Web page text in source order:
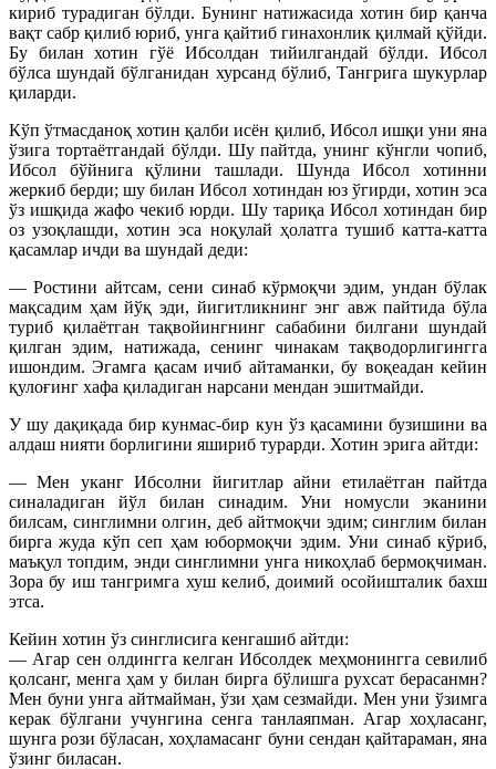
кириб турадиган бўлди. Бунинг натижасида хотин бир қанча
вақт сабр қилиб юриб, унга қайтиб гинахонлик қилмай қўйди.
Бу билан хотин гўё Ибсолдан тийилгандай бўлди. Ибсол
бўлса шундай бўлганидан хурсанд бўлиб, Тангрига шукурлар
қиларди.
Кўп ўтмасданоқ хотин қалби исён қилиб, Ибсол ишқи уни яна
ўзига тортаётгандай бўлди. Шу пайтда, унинг кўнгли чопиб,
Ибсол бўйнига қўлини ташлади. Шунда Ибсол хотинни
жеркиб берди; шу билан Ибсол хотиндан юз ўгирди, хотин эса
ўз ишқида жафо чекиб юрди. Шу тариқа Ибсол хотиндан бир
оз узоқлашди, хотин эса ноқулай ҳолатга тушиб катта-катта
қасамлар ичди ва шундай деди:
— Ростини айтсам, сени синаб кўрмоқчи эдим, ундан бўлак
мақсадим ҳам йўқ эди, йигитликнинг энг авж пайтида бўла
туриб қилаётган тақвойингнинг сабабини билгани шундай
қилган эдим, натижада, сенинг чинакам тақводорлигингга
ишондим. Эгамга қасам ичиб айтаманки, бу воқеадан кейин
қулоғинг хафа қиладиган нарсани мендан эшитмайди.
У шу дақиқада бир кунмас-бир кун ўз қасамини бузишини ва
алдаш нияти борлигини яшириб турарди. Хотин эрига айтди:
— Мен уканг Ибсолни йигитлар айни етилаётган пайтда
синаладиган йўл билан синадим. Уни номусли эканини
билсам, синглимни олгин, деб айтмоқчи эдим; синглим билан
бирга жуда кўп сеп ҳам юбормоқчи эдим. Уни синаб кўриб,
маъқул топдим, энди синглимни унга никоҳлаб бермоқчиман.
Зора бу иш тангримга хуш келиб, доимий осойишталик бахш
этса.
Кейин хотин ўз синглисига кенгашиб айтди:
— Агар сен олдингга келган Ибсолдек меҳмонингга севилиб
қолсанг, менга ҳам у билан бирга бўлишга рухсат берасанмн?
Мен буни унга айтмайман, ўзи ҳам сезмайди. Мен уни ўзимга
керак бўлгани учунгина сенга танлаяпман. Агар хоҳласанг,
шунга рози бўласан, хоҳламасанг буни сендан қайтараман, яна
ўзинг биласан.